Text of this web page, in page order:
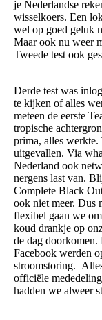
je Nederlandse
wisselkoers. Een
wel op goed geluk
Maar ook nu weer
Tweede test ook
Derde test was
te kijken of alles
meteen de eerste
tropische
prima, alles
uitgevallen. Via
Nederland ook
nergens last van.
Complete Black
ook niet meer. Dus
flexibel gaan we
koud drankje op
de dag
Facebook werden
stroomstoring.
officiële
hadden we alweer